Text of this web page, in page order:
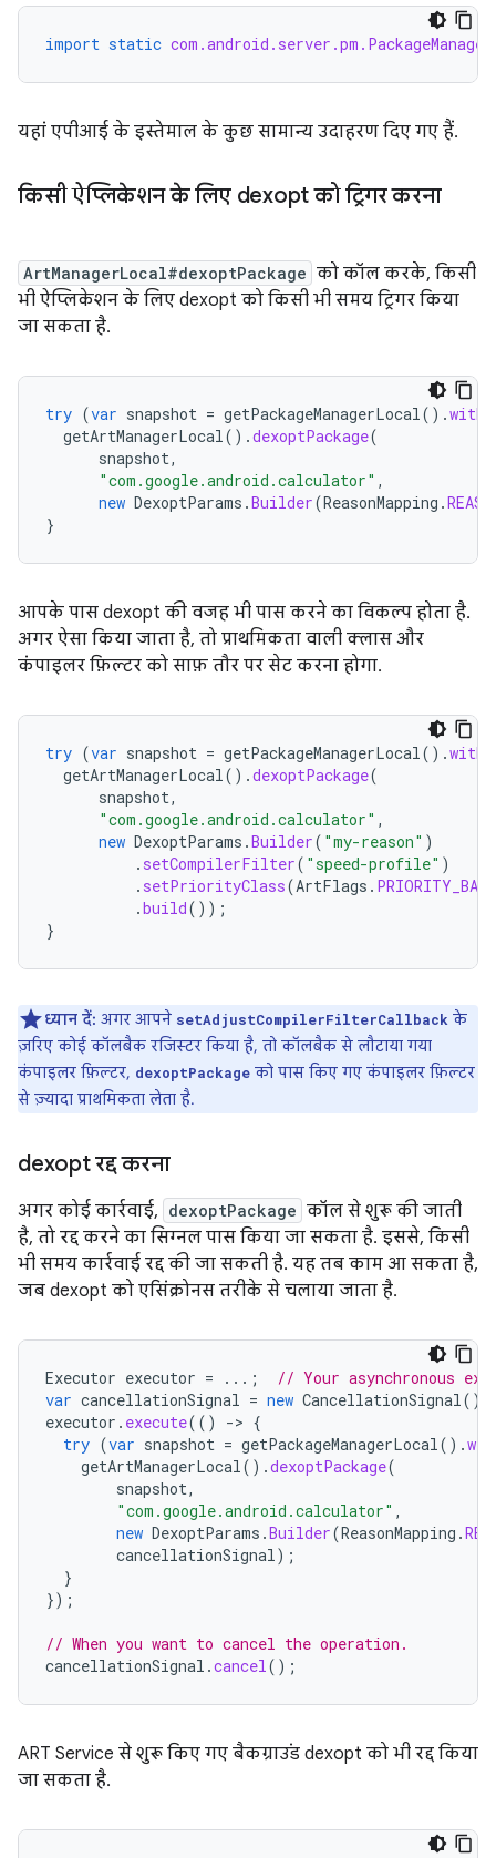
import static
यहां एपीआई के इस्तेमाल के कुछ सामान्य उदाहरण दिए गए हैं.
किसी ऐप्लिकेशन के लिए dexopt को ट्रिगर करना
ArtManagerLocal#dexoptPackage को कॉल करके, किसी
भी ऐप्लिकेशन के लिए dexopt को किसी भी समय ट्रिगर किया
जा सकता है.
try (var snapshot = getPackageManagerLocal().
getArtManagerLocal().dexoptPackage(
snapshot,
"com.google.android.calculator" ,
new DexoptParams .Builder(ReasonMapping .
}
आपके पास dexopt की वजह भी पास करने का विकल्प होता है.
अगर ऐसा किया जाता है, तो प्राथमिकता वाली क्लास और
कंपाइलर फ़िल्टर को साफ़ तौर पर सेट करना होगा.
try (var snapshot = getPackageManagerLocal().
getArtManagerLocal().dexoptPackage(
snapshot,
"com.google.android.calculator" ,
new DexoptParams .Builder( "my-reason" )
. setCompilerFilter( "speed-profile" )
. setPriorityClass(ArtFlags .
.build());
}
ध्यान दें: अगर आपने setAdjustCompilerFilterCallback के
ज़रिए कोई कॉलबैक रजिस्टर किया है, तो कॉलबैक से लौटाया गया
कंपाइलर फ़िल्टर, dexoptPackage को पास किए गए कंपाइलर फ़िल्टर
से ज़्यादा प्राथमिकता लेता है.
dexopt रद्द करना
अगर कोई कार्रवाई, dexoptPackage कॉल से शुरू की जाती
है, तो रद्द करने का सिग्नल पास किया जा सकता है. इससे, किसी
भी समय कार्रवाई रद्द की जा सकती है. यह तब काम आ सकता है,
जब dexopt को एसिंक्रोनस तरीके से चलाया जाता है.
Executor executor = ...;
// Your asynchronous
var cancellationSignal = new CancellationSignal();
executor . execute(() -> {
try (var snapshot = getPackageManagerLocal().
getArtManagerLocal().dexoptPackage(
snapshot,
"com.google.android.calculator" ,
new DexoptParams .Builder(ReasonMapping .
cancellationSignal);
}
});
// When you want to cancel the operation.
cancellationSignal .cancel();
ART Service से शुरू किए गए बैकग्राउंड dexopt को भी रद्द किया
जा सकता है.